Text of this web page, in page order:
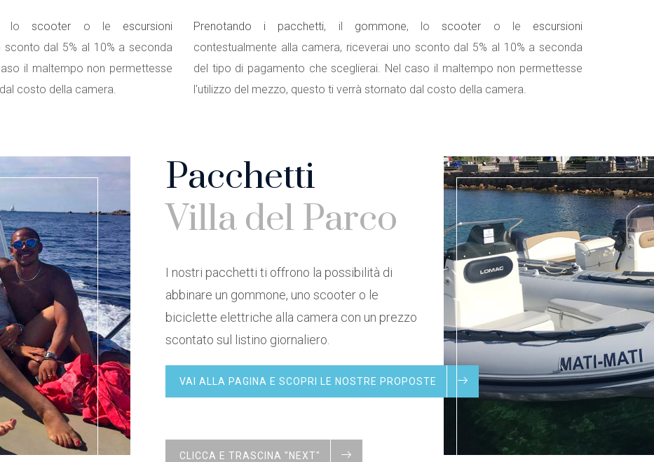
lo scooter o le escursioni
dal 5% al 10% a seconda
il maltempo non permettesse
costo della camera.
Prenotando i pacchetti, il gommone, lo scooter o le escursioni
contestualmente alla camera, riceverai uno sconto dal 5% al 10% a seconda
del tipo di pagamento che sceglierai. Nel caso il maltempo non permettesse
l'utilizzo del mezzo, questo ti verrà stornato dal costo della camera.
Pacchetti
Villa del Parco
I nostri pacchetti ti offrono la possibilità di
abbinare un gommone, uno scooter o le
biciclette elettriche alla camera con un prezzo
scontato sul listino giornaliero.
VAI ALLA PAGINA E SCOPRI LE NOSTRE PROPOSTE
CLICCA E TRASCINA "NEXT"